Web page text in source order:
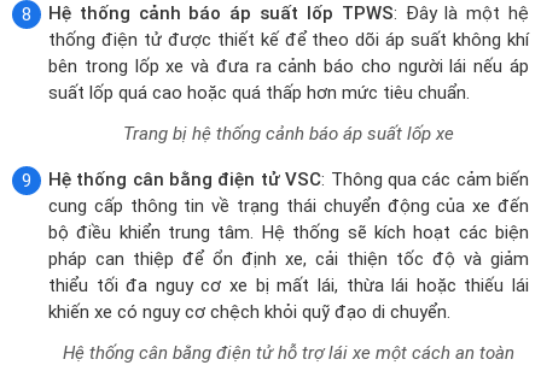
bộ điều khiển trung tâm. Hệ thống sẽ kích hoạt các biện
pháp can thiệp để ổn định xe, cải thiện tốc độ và giảm
thiểu tối đa nguy cơ xe bị mất lái, thừa lái hoặc thiếu lái
khiến xe có nguy cơ chệch khỏi quỹ đạo di chuyển.
Hệ thống cân bằng điện tử hỗ trợ lái xe một cách an toàn
Hệ thống kiểm soát lực kéo TRC : Đây là một hệ thống an
toàn chủ động được trang bị trên xe ô tô giúp kiểm soát
lực kéo của các bánh xe, duy trì sự ổn định khi xa đang tăng
tốc, ngăn chặn tình trạng trượt bánh xe gây nguy hiểm. Khi
hệ thống TRC phát hiện một hoặc nhiều bánh xe đang
trượt, nó sẽ tự động giảm công suất động cơ và phanh nhẹ
từng bánh xe đó để giúp xe lấy lại quỹ đạo.